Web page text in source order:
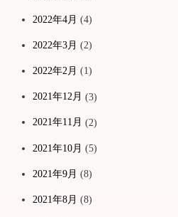
2022年4月 (4)
2022年3月 (2)
2022年2月 (1)
2021年12月 (3)
2021年11月 (2)
2021年10月 (5)
2021年9月 (8)
2021年8月 (8)